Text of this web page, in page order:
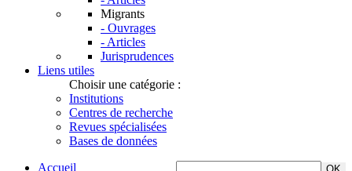
Migrants
- Ouvrages
- Articles
Jurisprudences
Liens utiles
Choisir une catégorie :
Institutions
Centres de recherche
Revues spécialisées
Bases de données
Accueil